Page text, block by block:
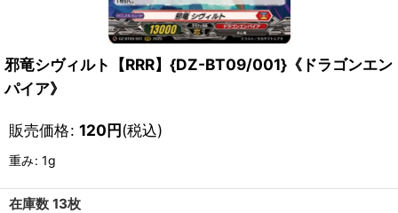
邪竜シヴィルト【RRR】{DZ-BT09/001}《ドラゴンエン
パイア》
販売価格: 120円(税込)
重み: 1g
在庫数 13枚